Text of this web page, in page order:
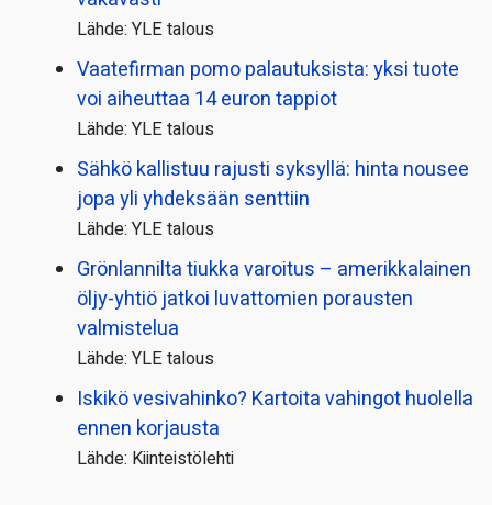
Lähde: YLE talous
Vaatefirman pomo palautuksista: yksi tuote
voi aiheuttaa 14 euron tappiot
Lähde: YLE talous
Sähkö kallistuu rajusti syksyllä: hinta nousee
jopa yli yhdeksään senttiin
Lähde: YLE talous
Grönlannilta tiukka varoitus – amerikkalainen
öljy-yhtiö jatkoi luvattomien porausten
valmistelua
Lähde: YLE talous
Iskikö vesivahinko? Kartoita vahingot huolella
ennen korjausta
Lähde: Kiinteistölehti